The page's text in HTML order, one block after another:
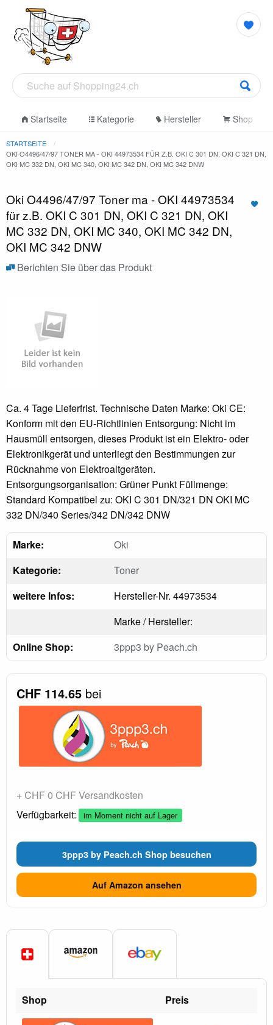
Startseite Kategorie Hersteller Shop
STARTSEITE
OKI O4496/47/97 TONER MA - OKI 44973534 FÜR Z.B. OKI C 301 DN, OKI C 321 DN,
OKI MC 332 DN, OKI MC 340, OKI MC 342 DN, OKI MC 342 DNW
Oki O4496/47/97 Toner ma - OKI 44973534
für z.B. OKI C 301 DN, OKI C 321 DN, OKI
MC 332 DN, OKI MC 340, OKI MC 342 DN,
OKI MC 342 DNW
Berichten Sie über das Produkt
Ca. 4 Tage Lieferfrist. Technische Daten Marke: Oki CE:
Konform mit den EU-Richtlinien Entsorgung: Nicht im
Hausmüll entsorgen, dieses Produkt ist ein Elektro- oder
Elektronikgerät und unterliegt den Bestimmungen zur
Rücknahme von Elektroaltgeräten.
Entsorgungsorganisation: Grüner Punkt Füllmenge:
Standard Kompatibel zu: OKI C 301 DN/321 DN OKI MC
332 DN/340 Series/342 DN/342 DNW
Marke:
Oki
Kategorie:
Toner
weitere Infos:
Hersteller-Nr. 44973534
Marke / Hersteller:
Online Shop:
3ppp3 by Peach.ch
CHF 114.65 bei
+ CHF 0 CHF Versandkosten
Verfügbarkeit:
im Moment nicht auf Lager
3ppp3 by Peach.ch Shop besuchen
Auf Amazon ansehen
Shop Preis